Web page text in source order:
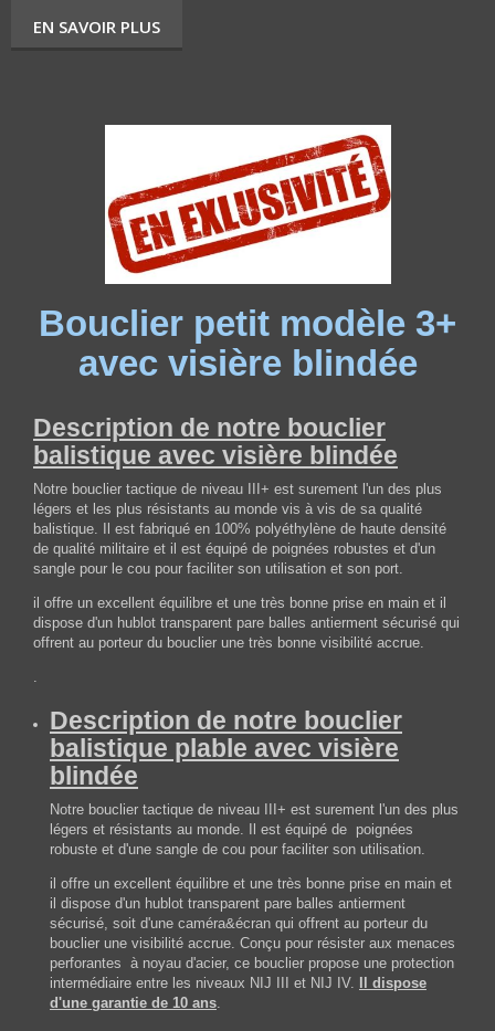
EN SAVOIR PLUS
Bouclier petit modèle 3+
avec visière blindée
Description de notre bouclier
balistique avec visière blindée
Notre bouclier tactique de niveau III+ est surement l'un des plus
légers et les plus résistants au monde vis à vis de sa qualité
balistique. Il est fabriqué en 100% polyéthylène de haute densité
de qualité militaire et il est équipé de poignées robustes et d'un
sangle pour le cou pour faciliter son utilisation et son port.
il offre un excellent équilibre et une très bonne prise en main et il
dispose d'un hublot transparent pare balles antierment sécurisé qui
offrent au porteur du bouclier une très bonne visibilité accrue.
.
Description de notre bouclier
balistique plable avec visière
blindée
Notre bouclier tactique de niveau III+ est surement l'un des plus
légers et résistants au monde. Il est équipé de poignées
robuste et d'une sangle de cou pour faciliter son utilisation.
il offre un excellent équilibre et une très bonne prise en main et
il dispose d'un hublot transparent pare balles antierment
sécurisé, soit d'une caméra&écran qui offrent au porteur du
bouclier une visibilité accrue. Conçu pour résister aux menaces
perforantes à noyau d'acier, ce bouclier propose une protection
intermédiaire entre les niveaux NIJ III et NIJ IV.
Il dispose
d'une garantie de 10 ans.